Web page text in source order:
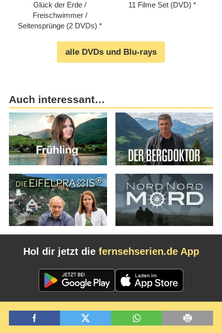
Glück der Erde /​
Freischwimmer /​
Seitensprünge (2 DVDs)
11 Filme Set (DVD)
alle DVDs und Blu-rays
Auch interessant…
Hol dir jetzt die fernsehserien.de App